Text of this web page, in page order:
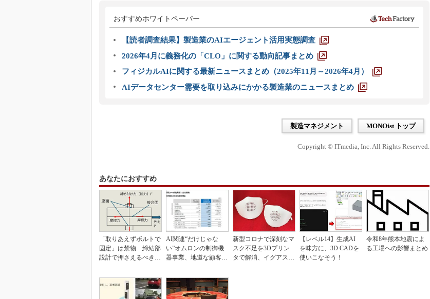
おすすめホワイトペーパー
【読者調査結果】製造業のAIエージェント活用実態調査
2026年4月に義務化の「CLO」に関する動向記事まとめ
フィジカルAIに関する最新ニュースまとめ（2025年11月～2026年4月）
AIデータセンター需要を取り込みにかかる製造業のニュースまとめ
製造マネジメント MONOist トップ
Copyright © ITmedia, Inc. All Rights Reserved.
あなたにおすすめ
「取りあえずボルトで
固定」は禁物 締結部
設計で押さえるべき基
AI関連“だけじゃな
い”オムロンの制御機
器事業、地道な顧客基
新型コロナで深刻なマ
スク不足を3Dプリン
タで解消、イグアスが
【レベル14】生成AI
を味方に、3D CADを
使いこなそう！
令和8年熊本地震によ
る工場への影響まとめ